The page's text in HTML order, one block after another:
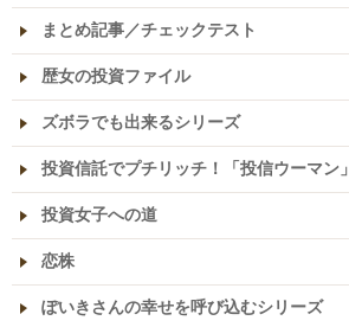
まとめ記事／チェックテスト
歴女の投資ファイル
ズボラでも出来るシリーズ
投資信託でプチリッチ！「投信ウーマン」
投資女子への道
恋株
ぽいきさんの幸せを呼び込むシリーズ